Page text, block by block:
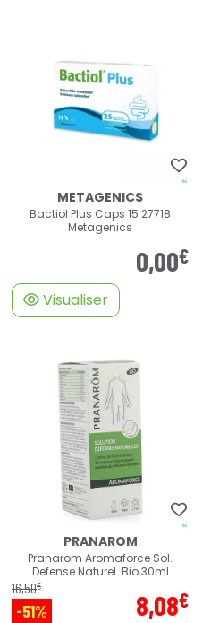
METAGENICS
Bactiol Plus Caps 15 27718
Metagenics
0,00€
Visualiser
PRANAROM
Pranarom Aromaforce Sol.
Defense Naturel. Bio 30ml
16,50€
-51% 8,08€